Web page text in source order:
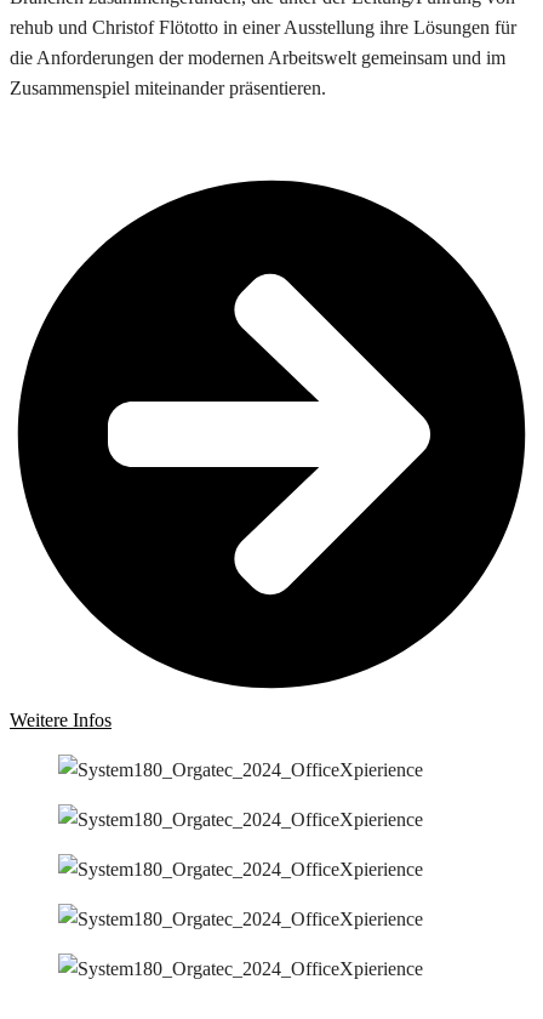
rehub und Christof Flötotto in einer Ausstellung ihre Lösungen für
die Anforderungen der modernen Arbeitswelt gemeinsam und im
Zusammenspiel miteinander präsentieren.
Weitere Infos